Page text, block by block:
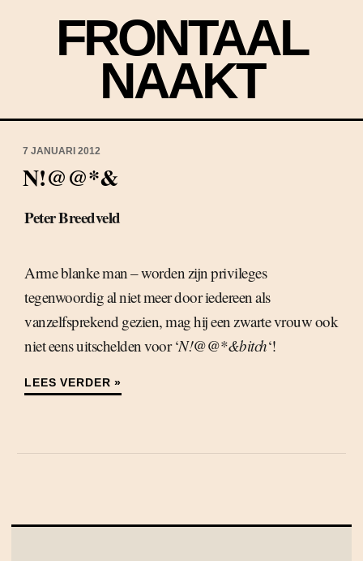
FRONTAAL
NAAKT
7 JANUARI 2012
N!@@*&
Peter Breedveld
Arme blanke man – worden zijn privileges
tegenwoordig al niet meer door iedereen als
vanzelfsprekend gezien, mag hij een zwarte vrouw ook
niet eens uitschelden voor ‘N!@@*&bitch‘!
LEES VERDER »